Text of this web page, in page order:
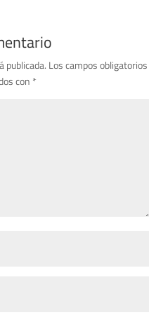
publicada. Los campos obligatorios
con *